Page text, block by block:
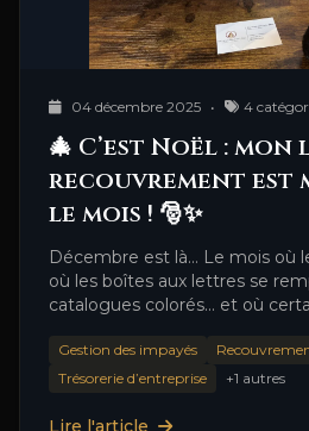
04 décembre 2025 • 4
🎄 C’est Noël :
recouvrement est
le mois ! 🎅✨
Décembre est là… Le mois où
où les boîtes aux lettres se
catalogues colorés… et où
Gestion des impayés
Trésorerie d’entreprise
+1 autres
Lire l'article